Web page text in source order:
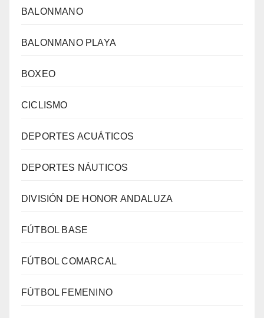
BALONMANO
BALONMANO PLAYA
BOXEO
CICLISMO
DEPORTES ACUÁTICOS
DEPORTES NÁUTICOS
DIVISIÓN DE HONOR ANDALUZA
FÚTBOL BASE
FÚTBOL COMARCAL
FÚTBOL FEMENINO